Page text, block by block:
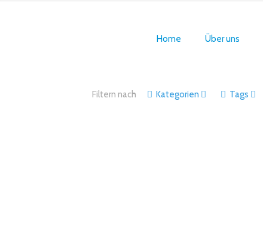
Home Über uns
Filtern nach Kategorien Tags